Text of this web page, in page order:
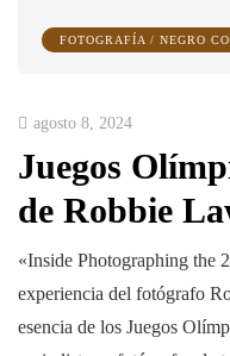
FOTOGRAFÍA / NEGRO
agosto 8, 2024
Juegos
de Robbie
«Inside Photographing the
experiencia del fotógrafo
esencia de los Juegos